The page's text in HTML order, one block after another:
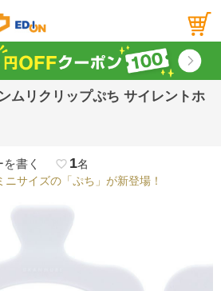
ムリクリップぷち サイレントホ
書く favorite_border 1名
サイズの「ぷち」が新登場！